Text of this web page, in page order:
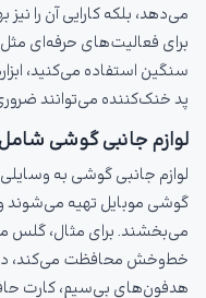
می‌دهد، بلکه کارایی آن را
برای فعالیت‌های حرفه‌ای مثل
سنگین استفاده می‌کنید،
پد خنک‌کننده می‌توانند
لوازم جانبی گوشی
لوازم جانبی گوشی به
گوشی موبایل تهیه می‌شوند و
می‌بخشند. برای مثال، گلس
خط‌وخش محافظت می‌کند، در
هدفون‌های بی‌سیم، کارت